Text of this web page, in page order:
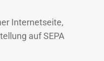
Internetseite,
auf SEPA